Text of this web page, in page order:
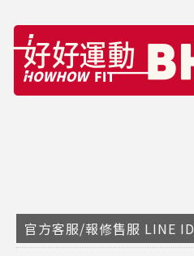
官方客服/報修售服 LINE ID